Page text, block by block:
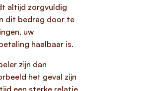
altijd zorgvuldig
dit bedrag door te
uw
haalbaar is.
zijn dan
het geval zijn
een sterke relatie